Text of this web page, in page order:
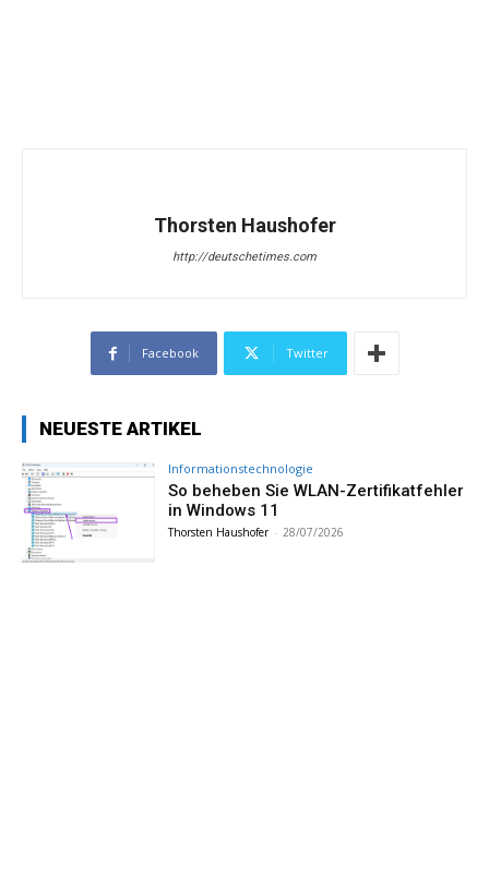
Thorsten Haushofer
http://deutschetimes.com
Facebook Twitter
NEUESTE ARTIKEL
Informationstechnologie
So beheben Sie WLAN-Zertifikatfehler
in Windows 11
Thorsten Haushofer - 28/07/2026